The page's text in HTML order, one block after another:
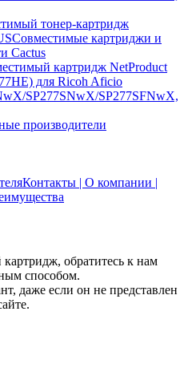
тонер-картридж
Совместимые картриджи и
Cactus
производители
Контакты | О компании |
обратитесь к нам
способом.
даже если он не представлен